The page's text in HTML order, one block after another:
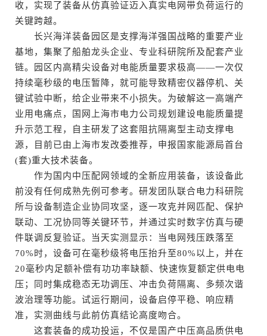
收，实现了装备从仿真验证迈入真实电网带负荷运行的
关键跨越。
长兴海洋装备园区是支撑海洋强国战略的重要产业
基地，集聚了船舶龙头企业、专业科研院所及配套产业
链。园区内高精尖设备对电能质量要求极高——一次仅
持续毫秒级的电压暂降，就可能导致精密仪器停机、关
键试验中断，给企业带来不小损失。为破解这一高端产
业用电痛点，国网上海市电力公司规划建设电能质量提
升示范工程，自主研发了这套阻抗隔离型主动支撑电
源，目前已由上海市发改委推荐，申报国家能源局首台
(套)重大技术装备。
作为国内中压配网领域的全新应用装备，该设备此
前没有任何成熟先例可参考。研发团队联合电力科研院
所与设备制造企业协同攻坚，逐一攻克并网匹配、保护
联动、工况协同等关键环节，并通过实时数字仿真与硬
件联调反复验证。当天实测显示：当电网残压跌落至
70%时，设备可在毫秒级将电压抬升至80%以上，并在
20毫秒内足额补偿有功功率缺额、快速恢复额定供电电
压；同时集成稳态无功调压、冲击负荷隔离、多频次谐
波治理等功能。试运行期间，设备启停平稳、响应精
准，实测曲线与此前仿真结论高度吻合。
这套装备的成功投运，不仅是国产中压高品质供电